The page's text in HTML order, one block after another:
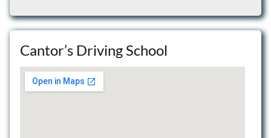
Cantor’s Driving School